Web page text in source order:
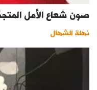
صون شعاع الأمل
نهلة الشهال